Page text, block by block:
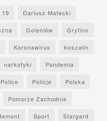
19 Dariusz Matecki
Goleniów Gryfino
Koronawirus koszalin
narkotyki Pandemia
Police Policja Polska
Pomorze Zachodnie
Sport Stargard